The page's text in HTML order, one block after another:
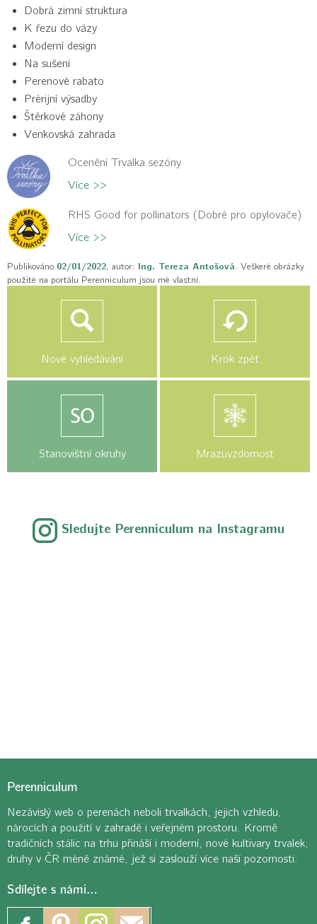
Dobrá zimní struktura
K řezu do vázy
Moderní design
Na sušení
Perenové rabato
Prérijní výsadby
Štěrkové záhony
Venkovská zahrada
Ocenění Trvalka sezóny
Více >>
RHS Good for pollinators (Dobré pro opylovače)
Více >>
Publikováno 02/01/2022 , autor: Ing. Tereza Antošová . Veškeré obrázky
použité na portálu Perenniculum jsou mé vlastní.
Nové vyhledávání Krok zpět
Stanovištní okruhy Mrazuvzdornost
Sledujte Perenniculum na Instagramu
Perenniculum
Nezávislý web o perenách neboli trvalkách, jejich vzhledu,
nárocích a použití v zahradě i veřejném prostoru. Kromě
tradičních stálic na trhu přináší i moderní, nové kultivary trvalek,
druhy v ČR méně známé, jež si zaslouží více naší pozornosti.
Sdílejte s námi…